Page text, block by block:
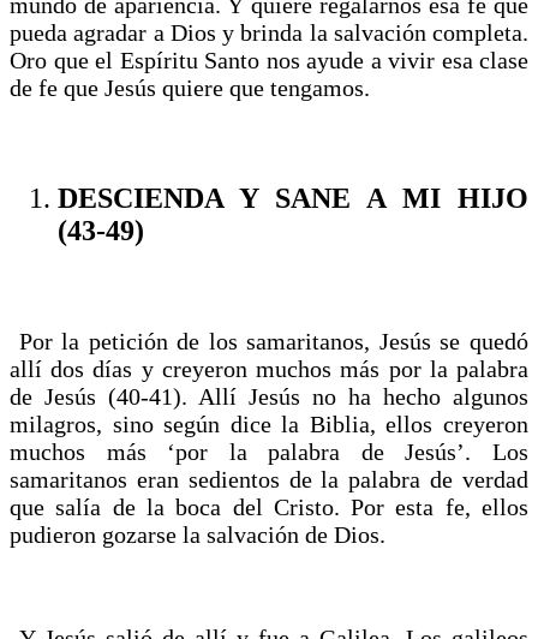
pueda agradar a Dios y brinda la salvación completa.
Oro que el Espíritu Santo nos ayude a vivir esa clase
de fe que Jesús quiere que tengamos.
DESCIENDA Y SANE A MI HIJO
(43-49)
Por la petición de los samaritanos, Jesús se quedó
allí dos días y creyeron muchos más por la palabra
de Jesús (40-41). Allí Jesús no ha hecho algunos
milagros, sino según dice la Biblia, ellos creyeron
muchos más ‘por la palabra de Jesús’. Los
samaritanos eran sedientos de la palabra de verdad
que salía de la boca del Cristo. Por esta fe, ellos
pudieron gozarse la salvación de Dios.